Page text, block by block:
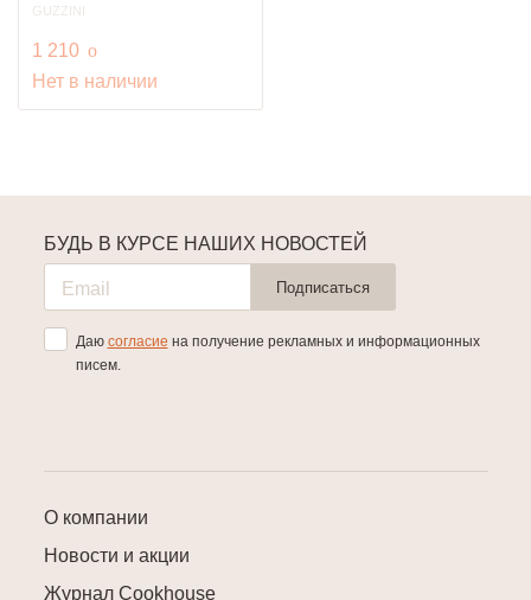
GUZZINI
1 210 руб.
o
Нет в наличии
О компании
Новости и акции
Журнал Cookhouse
БУДЬ В КУРСЕ НАШИХ НОВОСТЕЙ
Подписаться
Даю согласие на получение рекламных и информационных
писем.